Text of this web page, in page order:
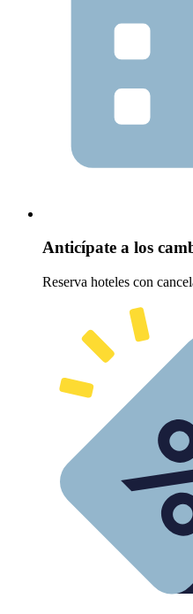
Anticípate a los
Reserva hoteles con